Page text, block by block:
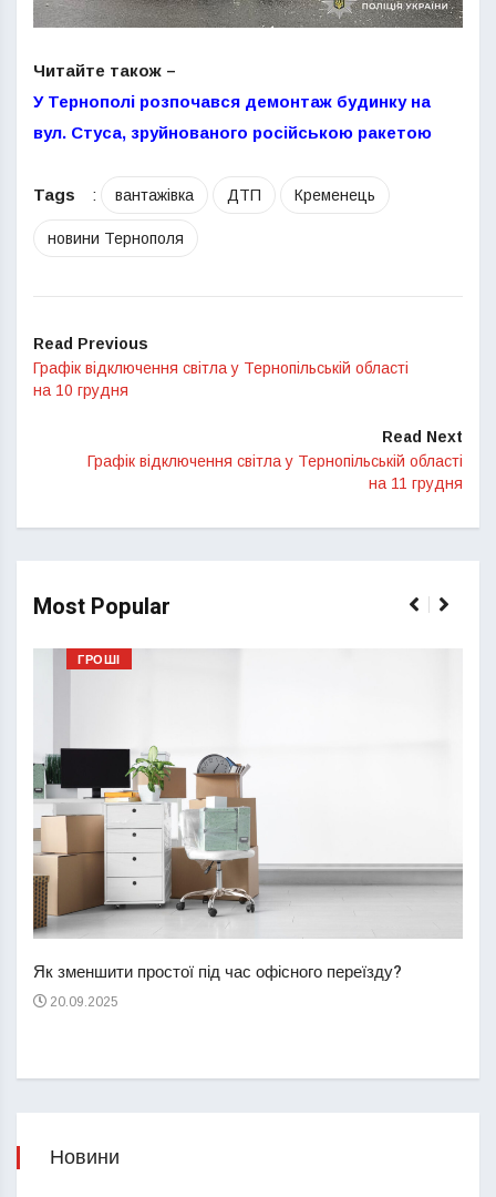
Читайте також –
У Тернополі розпочався демонтаж будинку на
вул. Стуса, зруйнованого російською ракетою
Tags : вантажівка ДТП Кременець
новини Тернополя
Read Previous
Графік відключення світла у Тернопільській області
на 10 грудня
Read Next
Графік відключення світла у Тернопільській області
на 11 грудня
Most Popular
ГРОШІ
Як зменшити простої під час офісного переїзду?
20.09.2025
Новини